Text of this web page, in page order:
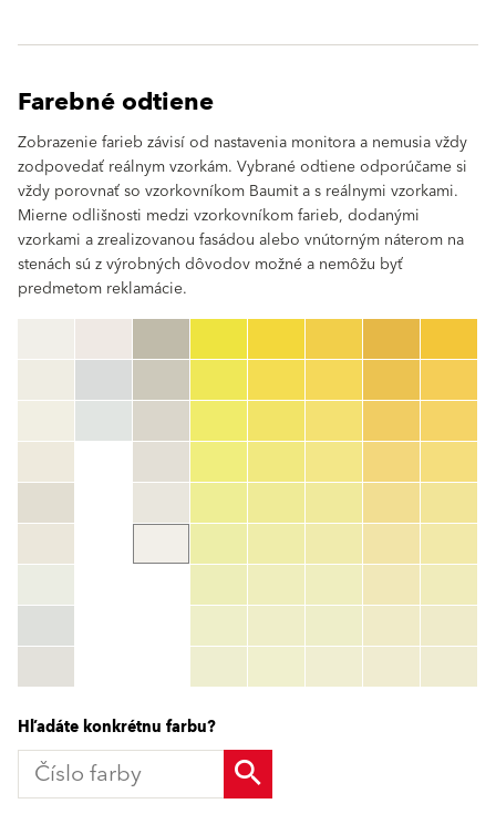
Farebné odtiene
Zobrazenie farieb závisí od nastavenia monitora a nemusia vždy
zodpovedať reálnym vzorkám. Vybrané odtiene odporúčame si
vždy porovnať so vzorkovníkom Baumit a s reálnymi vzorkami.
Mierne odlišnosti medzi vzorkovníkom farieb, dodanými
vzorkami a zrealizovanou fasádou alebo vnútorným náterom na
stenách sú z výrobných dôvodov možné a nemôžu byť
predmetom reklamácie.
color_name
HEX:hex_code
TSR:tsr_code
Zistiť viac
Hľadáte konkrétnu farbu?